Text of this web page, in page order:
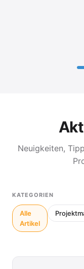
Neuigkeiten,
KATEGORIEN
Alle
Artikel